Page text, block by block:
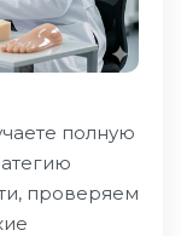
полную
проверяем